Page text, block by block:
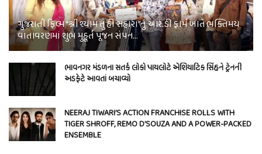
ગુજરાતી ફિલ્મ “શ્રી શ્યામ તું હી સહારા”નું આર.ડી ફાર્મ ખાતે ભક્તિમય
વાતાવરણમાં શુભ મુહૂર્ત પૂજન સંપન…
ભાવનગર મંડળના સતર્ક લોકો પાયલોટે એશિયાટિક સિંહને ટ્રેનની
અડફેટે આવતાં બચાવ્યો
NEERAJ TIWARI’S ACTION FRANCHISE ROLLS WITH
TIGER SHROFF, REMO D’SOUZA AND A POWER-PACKED
ENSEMBLE